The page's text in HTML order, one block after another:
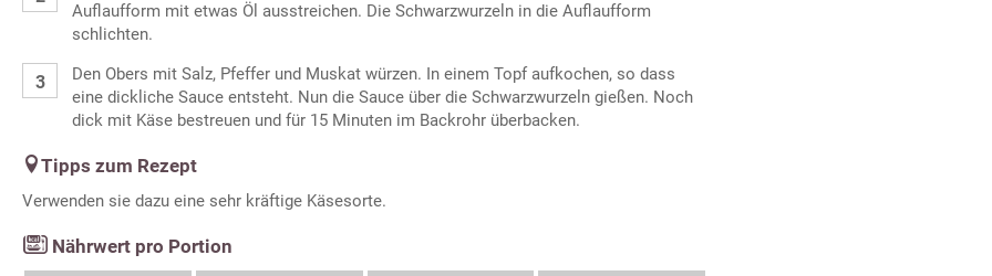
Auflaufform mit etwas Öl ausstreichen. Die Schwarzwurzeln in die Auflaufform
schlichten.
Den Obers mit Salz, Pfeffer und Muskat würzen. In einem Topf aufkochen, so dass
eine dickliche Sauce entsteht. Nun die Sauce über die Schwarzwurzeln gießen. Noch
dick mit Käse bestreuen und für 15 Minuten im Backrohr überbacken.
Tipps zum Rezept
Verwenden sie dazu eine sehr kräftige Käsesorte.
Nährwert pro Portion